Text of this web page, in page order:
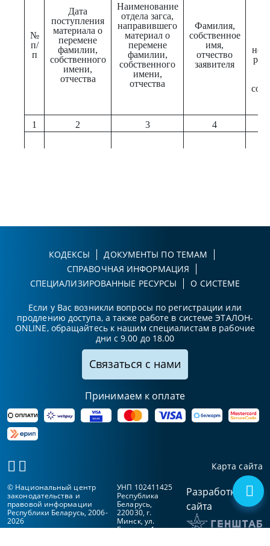
№
п/
п
Дата
поступления
материала о
перемене
фамилии,
собственного
имени,
отчества
Наименование
отдела загса,
направившего
материал о
перемене
фамилии,
собственного
имени,
отчества
Фамилия,
собственное
имя,
отчество
заявителя
1
2 3 4
КОДЕКСЫ
ДОКУМЕНТЫ ПО ТЕМАМ
СПРАВОЧНАЯ ИНФОРМАЦИЯ
СПЕЦИАЛИЗИРОВАННЫЕ РЕСУРСЫ
О СИСТЕМЕ
Если у Вас возникли вопросы по регистрации или
продлению доступа, а также работе в системе ЭТАЛОН-
ONLINE, обращайтесь к нашим специалистам в рабочие
дни с 9.00 до 18.00
Связаться с нами
Принимаем к оплате
Карта сайта
© Национальный центр
законодательства и
правовой информации
Республики Беларусь, 2006-
2026
УНП 102411425
Республика
Беларусь,
220030, г.
Минск, ул.
Берсона, 1а
Разработка
сайта